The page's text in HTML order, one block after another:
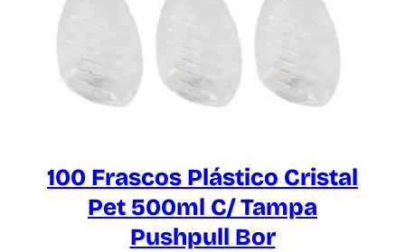
100 Frascos Plástico Cristal
Pet 500ml C/ Tampa
Pushpull Bor